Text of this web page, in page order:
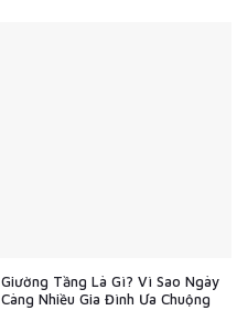
Giường Tầng Là Gì? Vì Sao Ngày
Càng Nhiều Gia Đình Ưa Chuộng